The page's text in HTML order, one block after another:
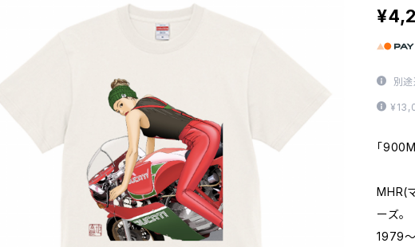
別途
「
MHR(
ーズ。
1979